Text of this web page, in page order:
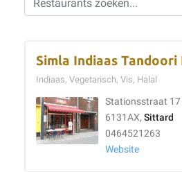
Simla Indiaas
Indiaas, Vegetarisch, Vis, Halal
Stationsstraat 17
6131AX, Sittard
0464521263
Website